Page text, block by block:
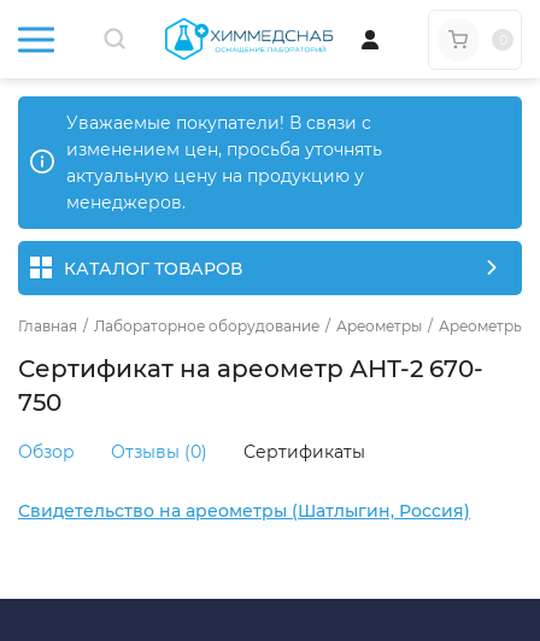
Уважаемые покупатели! В связи с
изменением цен, просьба уточнять
актуальную цену на продукцию у
менеджеров.
КАТАЛОГ ТОВАРОВ
Главная / Лабораторное оборудование / Ареометры / Ареометры
Сертификат на ареометр АНТ-2 670-
750
Обзор Отзывы (0) Сертификаты
Свидетельство на ареометры (Шатлыгин, Россия)